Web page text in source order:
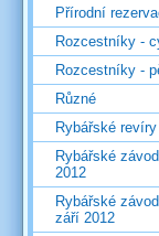
Přírodní
Rozcestníky -
Rozcestníky -
Různé
Rybářské revíry
Rybářské
2012
Rybářské
září 2012